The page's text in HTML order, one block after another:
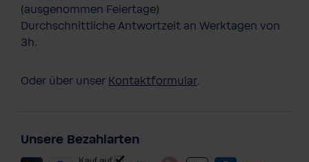
(ausgenommen Feiertage)
Durchschnittliche Antwortzeit an Werktagen von
3h.
Oder über unser Kontaktformular.
Unsere Bezahlarten